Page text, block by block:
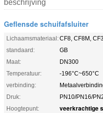
beschrijving
Geflensde schuifafsluiter
Lichaamsmateriaal:CF8, CF8M,
standaard:
GB
Maat:
DN300
Temperatuur:
-196°C~650°C
verbinding:
Druk:
PN10/PN16/
Hoogtepunt:
veerkrachtige